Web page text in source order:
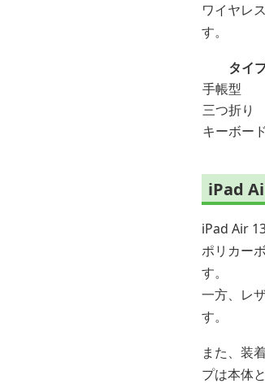
ワイヤレ
す。
タイ
手帳型
三つ折り
キーボー
iPad
iPad Air
ポリカー
す。
一方、レ
す。
また、装
プは本体